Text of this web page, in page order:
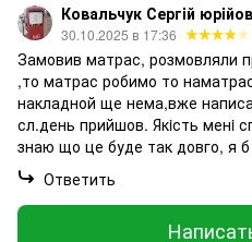
Ковальчук Сергiй
30.10.2025 в 17:36
Замовив матрас, розмовляли
,то матрас робимо то
накладной ще нема,вже
сл.день прийшов. Якiсть менi
знаю що це буде так довго, я
Ответить